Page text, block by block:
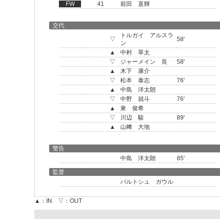
FW
41 前田 直輝
交代
▽
トルガイ アルスラ
ン
58'
▲
中村 草太
▽
ジャーメイン 良
58'
▲
木下 康介
▽
松本 泰志
76'
▲
中島 洋太朗
▽
中野 就斗
76'
▲
東 俊希
▽
川辺 駿
89'
▲
山﨑 大地
警告
中島 洋太朗
85'
監督
バルトシュ ガウル
▲：IN ▽：OUT